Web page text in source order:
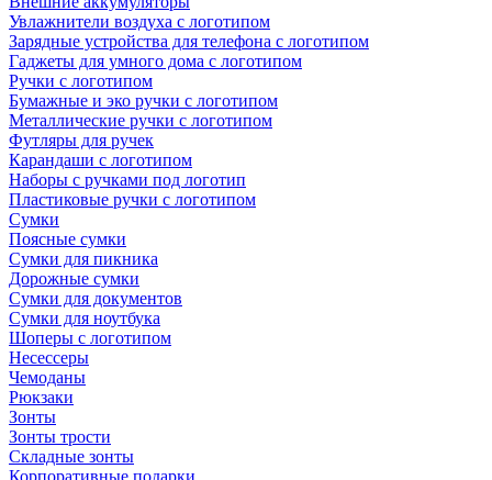
Увлажнители воздуха с логотипом
Зарядные устройства для телефона с логотипом
Гаджеты для умного дома с логотипом
Ручки с логотипом
Бумажные и эко ручки с логотипом
Металлические ручки с логотипом
Футляры для ручек
Карандаши с логотипом
Наборы с ручками под логотип
Пластиковые ручки с логотипом
Сумки
Поясные сумки
Сумки для пикника
Дорожные сумки
Сумки для документов
Сумки для ноутбука
Шоперы с логотипом
Несессеры
Чемоданы
Рюкзаки
Зонты
Зонты трости
Складные зонты
Корпоративные подарки